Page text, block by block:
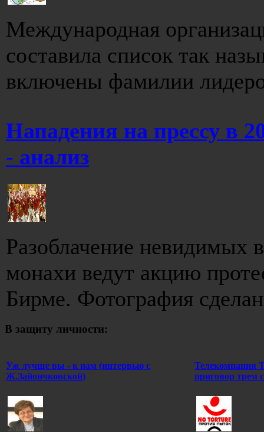
Международная
составила список так
включены фамилии
Нападения на прессу в
- анализ
Разоблачение невидимых
монахи ведут акцию
Бирме. Фотография
В защиту личности:
Уж лучше вы - к нам (интервью с
Ж.Зайончковской)
Телекомпания
приговор трем